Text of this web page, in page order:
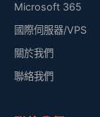
Microsoft 365
國際伺服器/VPS
關於我們
聯絡我們